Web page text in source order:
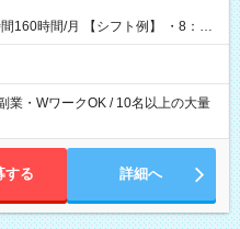
フト例】 ・8：00
業・WワークOK / 10名以上の大量
する 詳細へ